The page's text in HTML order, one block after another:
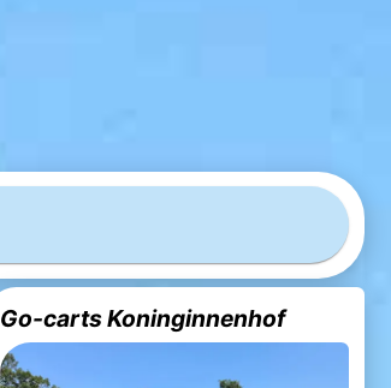
Go-carts Koninginnenhof